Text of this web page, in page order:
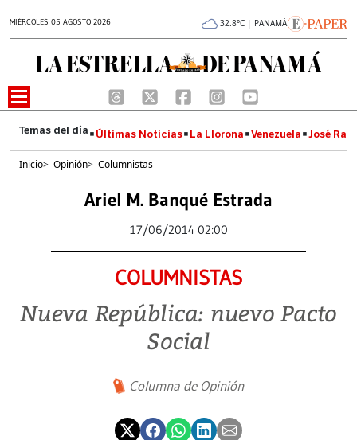
MIÉRCOLES 05 AGOSTO 2026 32.8°C | PANAMÁ
Últimas Noticias La Llorona Venezuela José
Inicio> Opinión> Columnistas
Ariel M. Banqué Estrada
17/06/2014 02:00
COLUMNISTAS
Nueva República: nuevo Pacto
Social
Columna de Opinión